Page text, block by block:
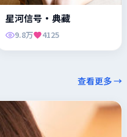
星河信号·典藏
9.8万 4125
查看更多 →